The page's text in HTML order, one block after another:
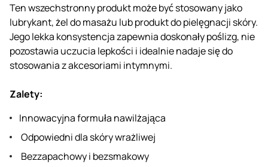
Ten wszechstronny produkt może być stosowany jako
lubrykant, żel do masażu lub produkt do pielęgnacji skóry.
Jego lekka konsystencja zapewnia doskonały poślizg, nie
pozostawia uczucia lepkości i idealnie nadaje się do
stosowania z akcesoriami intymnymi.
Zalety:
Innowacyjna formuła nawilżająca
Odpowiedni dla skóry wrażliwej
Bezzapachowy i bezsmakowy